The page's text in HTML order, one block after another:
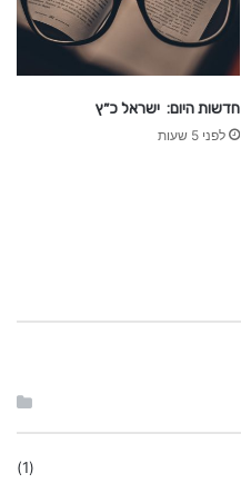
חדשות היום: ישראל כ״ץ
לפני 5 שעות
(1)